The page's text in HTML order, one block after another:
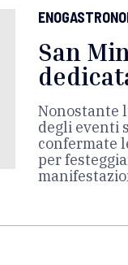
San
Nonostante
degli eventi
confermate
per